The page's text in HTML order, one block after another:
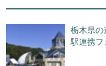
栃木県の
駅連携